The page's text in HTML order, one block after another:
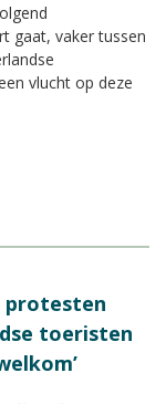
gaat, vaker tussen
vlucht op deze
protesten
toeristen